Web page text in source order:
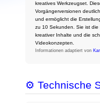
kreatives Werkzeugset.
Vorgängerversionen
und ermöglicht die
zu 10 Sekunden. Sie ist
kreativer Inhalte und die
Videokonzepten.
Informationen adaptiert von
⚙️ Technische